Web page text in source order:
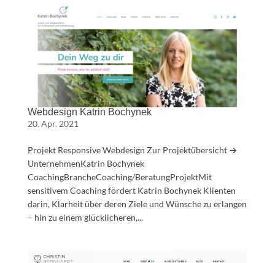
Webdesign Katrin Bochynek
20. Apr. 2021
Projekt Responsive Webdesign Zur Projektübersicht →
UnternehmenKatrin Bochynek
CoachingBrancheCoaching/BeratungProjektMit
sensitivem Coaching fördert Katrin Bochynek Klienten
darin, Klarheit über deren Ziele und Wünsche zu erlangen
– hin zu einem glücklicheren,...